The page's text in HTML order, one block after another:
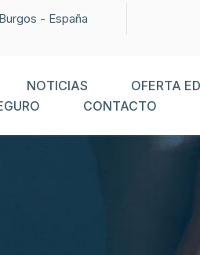
- España
NOTICIAS OFERTA
CONTACTO